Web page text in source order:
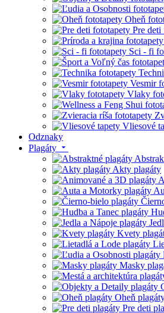
Oheň
Pre deti
Sci - fi
Vesmir
Vlaky
Vliesové
Odznaky
Plagáty
Akty plagáty
Kvety
Masky
Oheň
Pre deti